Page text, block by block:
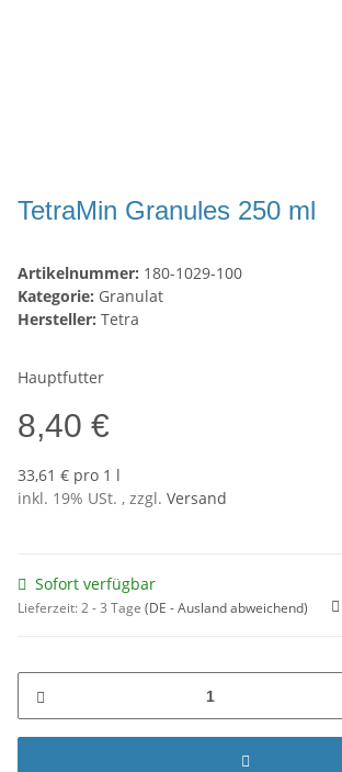
TetraMin Granules 250 ml
Artikelnummer: 180-1029-100
Kategorie: Granulat
Hersteller: Tetra
Hauptfutter
8,40 €
33,61 € pro 1 l
inkl. 19% USt. , zzgl. Versand
Sofort verfügbar
Lieferzeit:2 - 3 Tage (DE - Ausland abweichend)